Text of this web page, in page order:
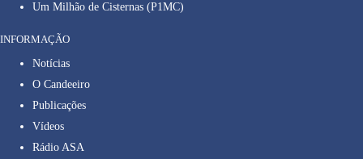
Um Milhão de Cisternas (P1MC)
INFORMAÇÃO
Notícias
O Candeeiro
Publicações
Vídeos
Rádio ASA